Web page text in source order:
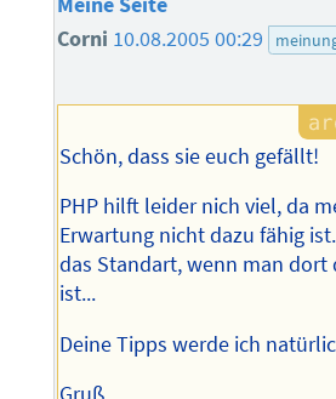
Corni 10.08.2005 00:29
Schön, dass sie euch gefällt!
PHP hilft leider nich viel, da
Erwartung nicht dazu fähig
das Standart, wenn man dort
ist...
Deine Tipps werde ich